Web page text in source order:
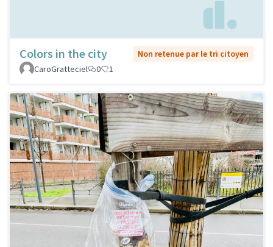
Colors in the city
Non retenue par le tri citoyen
CaroGratteciel
0 1